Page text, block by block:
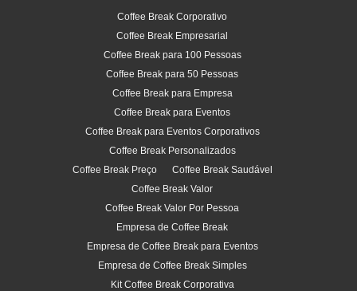
Coffee Break Corporativo
Coffee Break Empresarial
Coffee Break para 100 Pessoas
Coffee Break para 50 Pessoas
Coffee Break para Empresa
Coffee Break para Eventos
Coffee Break para Eventos Corporativos
Coffee Break Personalizados
Coffee Break Preço
Coffee Break Saudável
Coffee Break Valor
Coffee Break Valor Por Pessoa
Empresa de Coffee Break
Empresa de Coffee Break para Eventos
Empresa de Coffee Break Simples
Kit Coffee Break Corporativa